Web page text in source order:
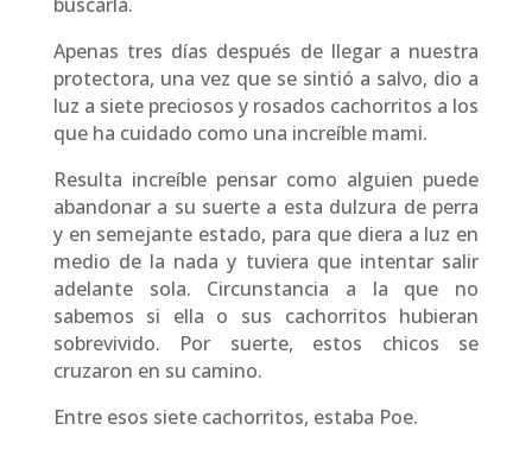
Apenas tres días después de llegar a nuestra
protectora, una vez que se sintió a salvo, dio a
luz a siete preciosos y rosados cachorritos a los
que ha cuidado como una increíble mami.
Resulta increíble pensar como alguien puede
abandonar a su suerte a esta dulzura de perra
y en semejante estado, para que diera a luz en
medio de la nada y tuviera que intentar salir
adelante sola. Circunstancia a la que no
sabemos si ella o sus cachorritos hubieran
sobrevivido. Por suerte, estos chicos se
cruzaron en su camino.
Entre esos siete cachorritos, estaba Poe.